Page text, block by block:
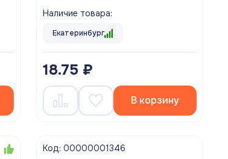
Наличие товара:
Екатеринбург
18.75 ₽
В корзину
Код: 00000001346